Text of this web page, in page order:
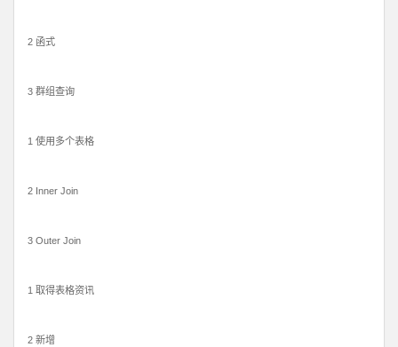
2 函式
3 群组查询
1 使用多个表格
2 Inner Join
3 Outer Join
1 取得表格资讯
2 新增